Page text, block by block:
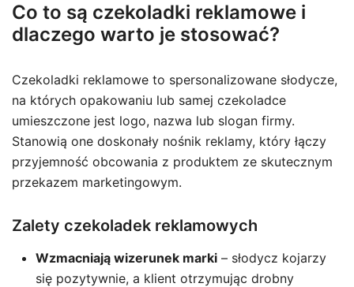
Co to są czekoladki reklamowe i
dlaczego warto je stosować?
Czekoladki reklamowe to spersonalizowane słodycze,
na których opakowaniu lub samej czekoladce
umieszczone jest logo, nazwa lub slogan firmy.
Stanowią one doskonały nośnik reklamy, który łączy
przyjemność obcowania z produktem ze skutecznym
przekazem marketingowym.
Zalety czekoladek reklamowych
Wzmacniają wizerunek marki – słodycz kojarzy
się pozytywnie, a klient otrzymując drobny